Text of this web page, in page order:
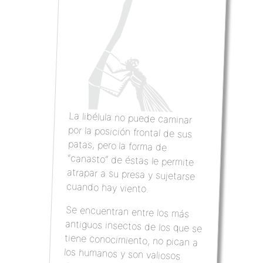
La libélula no puede caminar
por la posición frontal de sus
patas, pero la forma de
“canasto” de éstas le permite
atrapar a su presa y sujetarse
cuando hay viento.
Se encuentran entre los más
antiguos insectos de los que se
tiene conocimiento, no pican a
los humanos y son valiosos
depredadores, ya que controlan
las poblaciones de moscas y
mosquitos, pero se tienen que
cuidar de las aves, reptiles,
arañas o libélulas de mayor